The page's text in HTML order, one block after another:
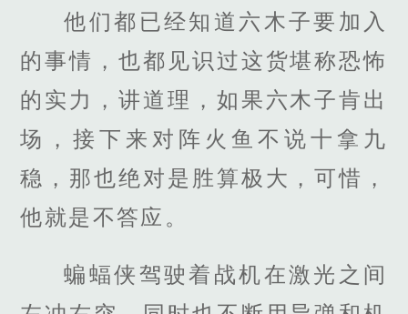
他们都已经知道六木子要加入
的事情，也都见识过这货堪称恐怖
的实力，讲道理，如果六木子肯出
场，接下来对阵火鱼不说十拿九
稳，那也绝对是胜算极大，可惜，
他就是不答应。
蝙蝠侠驾驶着战机在激光之间